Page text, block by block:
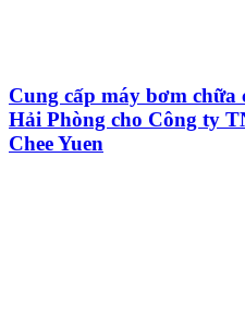
Cung cấp máy bơm
Hải Phòng cho Công ty
Chee Yuen